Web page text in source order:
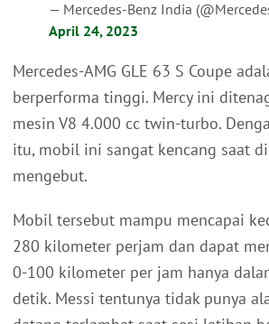
— Mercedes-Benz India
April 24, 2023
Mercedes-AMG GLE 63 S Coupe
berperforma tinggi. Mercy ini
mesin V8 4.000 cc twin-turbo.
itu, mobil ini sangat kencang saat
mengebut.
Mobil tersebut mampu mencapai
280 kilometer perjam dan dapat
0-100 kilometer per jam hanya
detik. Messi tentunya tidak punya